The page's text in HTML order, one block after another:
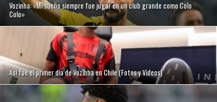
Vozinha: «Mi sueño siempre fue jugar en un club grande como Colo
Colo»
Así fue el primer día de Vozinha en Chile (Fotos y Videos)